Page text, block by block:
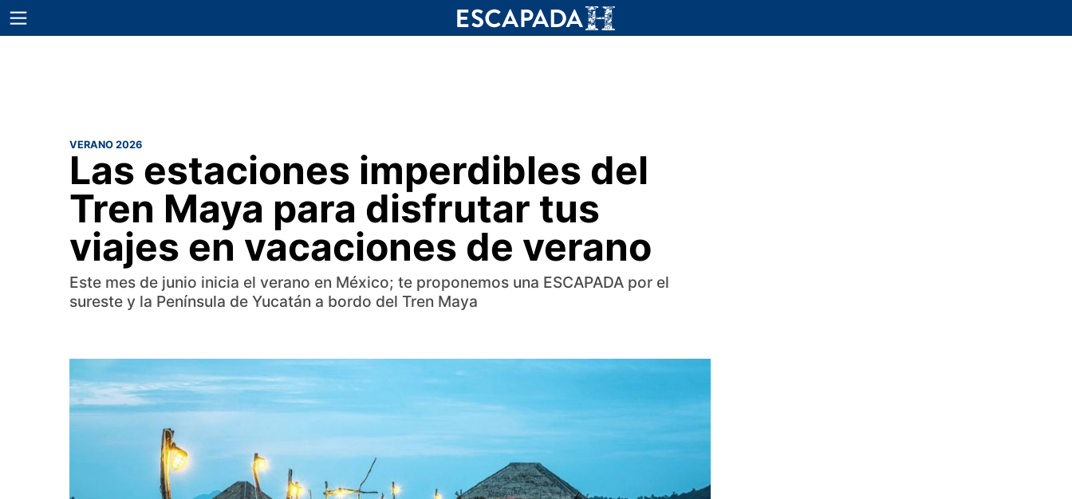
VERANO 2026
Las estaciones imperdibles del
Tren Maya para disfrutar tus
viajes en vacaciones de verano
Este mes de junio inicia el verano en México; te proponemos una ESCAPADA por el
sureste y la Península de Yucatán a bordo del Tren Maya